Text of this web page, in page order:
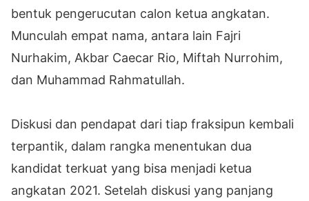
bentuk pengerucutan calon ketua angkatan.
Munculah empat nama, antara lain Fajri
Nurhakim, Akbar Caecar Rio, Miftah Nurrohim,
dan Muhammad Rahmatullah.
Diskusi dan pendapat dari tiap fraksipun kembali
terpantik, dalam rangka menentukan dua
kandidat terkuat yang bisa menjadi ketua
angkatan 2021. Setelah diskusi yang panjang